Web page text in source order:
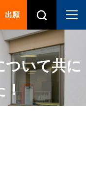
ついて共に
！
出願